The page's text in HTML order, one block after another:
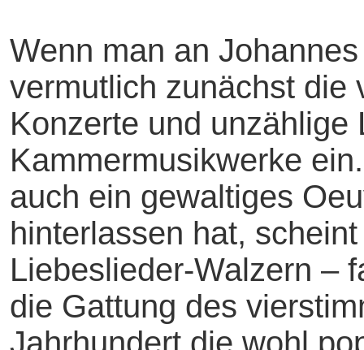
Wenn man an
vermutlich zunächst die
Konzerte und unzählige
Kammermusikwerke
auch ein gewaltiges
hinterlassen hat,
Liebeslieder-Walzern –
die Gattung des
Jahrhundert die wohl